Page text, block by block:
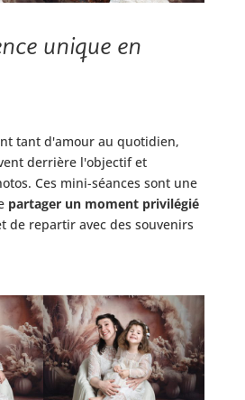
unique en
tant d'amour au quotidien,
derrière l'objectif et
Ces mini-séances sont une
partager un moment privilégié
de repartir avec des souvenirs